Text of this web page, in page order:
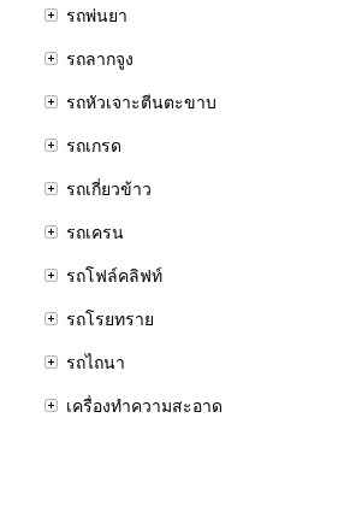
รถพ่นยา
รถลากจูง
รถหัวเจาะตีนตะขาบ
รถเกรด
รถเกี่ยวข้าว
รถเครน
รถโฟล์คลิฟท์
รถโรยทราย
รถไถนา
เครื่องทำความสะอาด